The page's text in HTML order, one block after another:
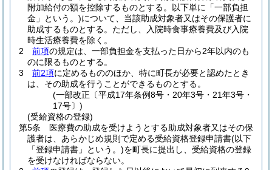
附加給付の額を控除するものとする。以下単に「一部負担
金」という。)について、当該助成対象者又はその保護者に
助成するものとする。 ただし、入院時食事療養費及び入院
時生活療養費を除く。
2
前項の規定は、一部負担金を支払った日から2年以内のも
のに限るものとする。
3
前2項に定めるもののほか、特に町長が必要と認めたとき
は、その助成を行うことができるものとする。
(一部改正〔平成17年条例8号・20年3号・21年3号・
17号〕)
(受給資格の登録)
第5条
医療費の助成を受けようとする助成対象者又はその保
護者は、あらかじめ規則で定める受給資格登録申請書(以下
「登録申請書」という。)を町長に提出し、受給資格の登録
を受けなければならない。